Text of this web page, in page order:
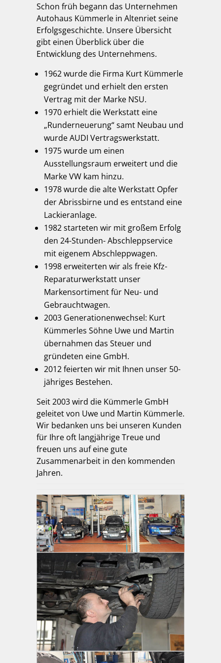
Schon früh begann das Unternehmen
Autohaus Kümmerle in Altenriet seine
Erfolgsgeschichte. Unsere Übersicht
gibt einen Überblick über die
Entwicklung des Unternehmens.
1962 wurde die Firma Kurt Kümmerle
gegründet und erhielt den ersten
Vertrag mit der Marke NSU.
1970 erhielt die Werkstatt eine
„Runderneuerung“ samt Neubau und
wurde AUDI Vertragswerkstatt.
1975 wurde um einen
Ausstellungsraum erweitert und die
Marke VW kam hinzu.
1978 wurde die alte Werkstatt Opfer
der Abrissbirne und es entstand eine
Lackieranlage.
1982 starteten wir mit großem Erfolg
den 24-Stunden- Abschleppservice
mit eigenem Abschleppwagen.
1998 erweiterten wir als freie Kfz-
Reparaturwerkstatt unser
Markensortiment für Neu- und
Gebrauchtwagen.
2003 Generationenwechsel: Kurt
Kümmerles Söhne Uwe und Martin
übernahmen das Steuer und
gründeten eine GmbH.
2012 feierten wir mit Ihnen unser 50-
jähriges Bestehen.
Seit 2003 wird die Kümmerle GmbH
geleitet von Uwe und Martin Kümmerle.
Wir bedanken uns bei unseren Kunden
für Ihre oft langjährige Treue und
freuen uns auf eine gute
Zusammenarbeit in den kommenden
Jahren.